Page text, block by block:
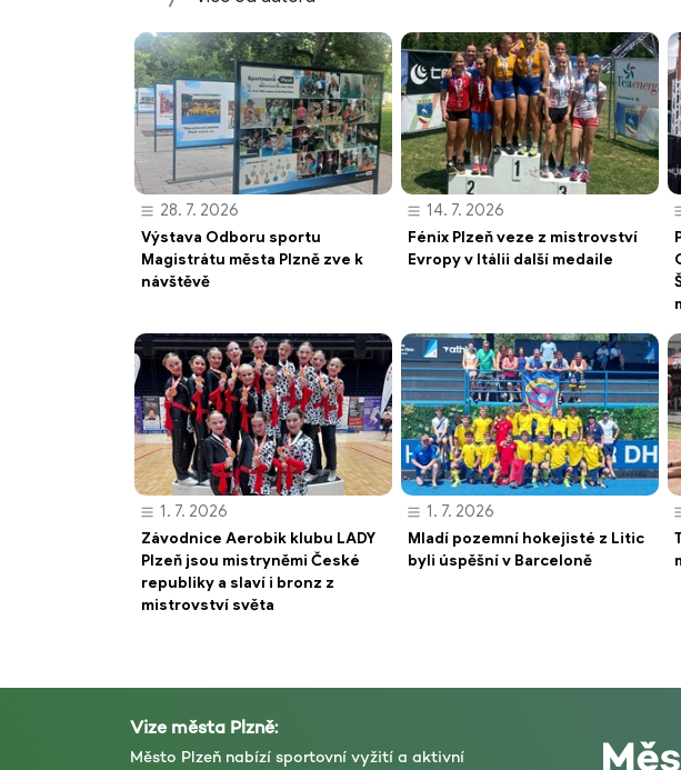
28. 7. 2026
Výstava Odboru sportu
Magistrátu města Plzně zve k
návštěvě
14. 7. 2026
Fénix Plzeň veze z mistrovství
Evropy v Itálii další medaile
1. 7. 2026
Závodnice Aerobik klubu LADY
Plzeň jsou mistryněmi České
republiky a slaví i bronz z
mistrovství světa
1. 7. 2026
Mladí pozemní hokejisté z Litic
byli úspěšní v Barceloně
Vize města Plzně:
Město Plzeň nabízí sportovní vyžití a aktivní